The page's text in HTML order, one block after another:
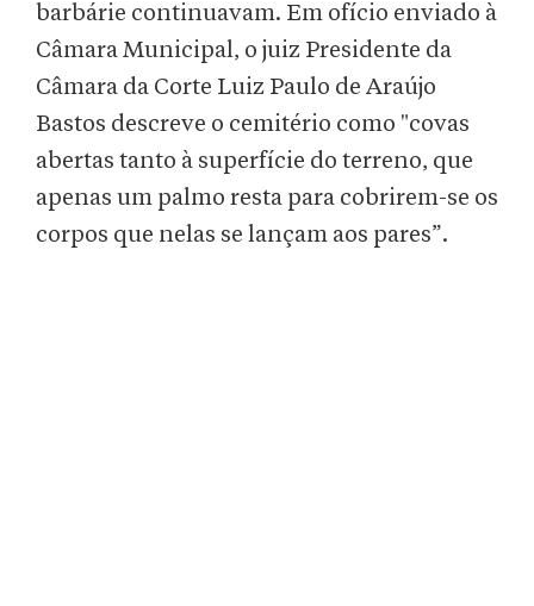
barbárie continuavam. Em ofício enviado à
Câmara Municipal, o juiz Presidente da
Câmara da Corte Luiz Paulo de Araújo
Bastos descreve o cemitério como "covas
abertas tanto à superfície do terreno, que
apenas um palmo resta para cobrirem-se os
corpos que nelas se lançam aos pares”.